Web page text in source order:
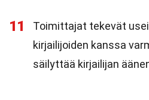
11
Toimittajat tekevät
kirjailijoiden kanssa
säilyttää kirjailijan